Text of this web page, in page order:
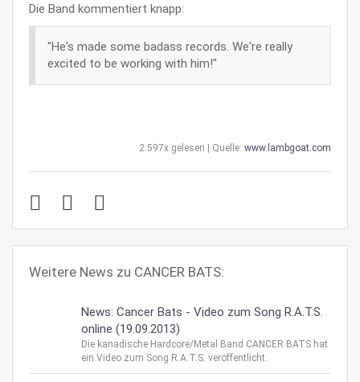
Die Band kommentiert knapp:
"He's made some badass records. We're really
excited to be working with him!"
2.597x gelesen | Quelle: www.lambgoat.com
Weitere News zu CANCER BATS:
News: Cancer Bats - Video zum Song R.A.T.S.
online (19.09.2013)
Die kanadische Hardcore/Metal Band CANCER BATS hat
ein Video zum Song R.A.T.S. veröffentlicht.